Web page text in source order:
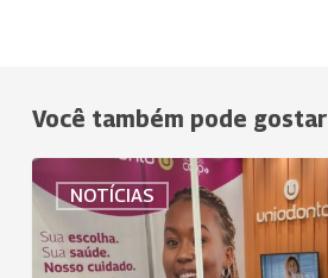
Você também pode gostar
NOTÍCIAS
Brasil
encerra